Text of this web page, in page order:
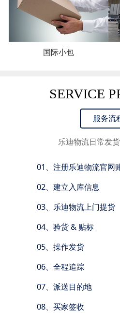
国际小包
SERVICE
服务流
乐迪物流日常发
01、注册乐迪物流官网
02、建立入库信息
03、乐迪物流上门提货
04、验货 & 贴标
05、操作发货
06、全程追踪
07、派送目的地
08、买家签收